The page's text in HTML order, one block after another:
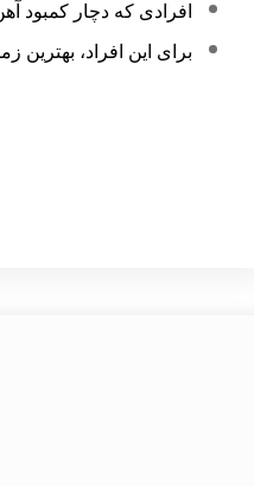
افرادی که دچار کمبود
برای این افراد،